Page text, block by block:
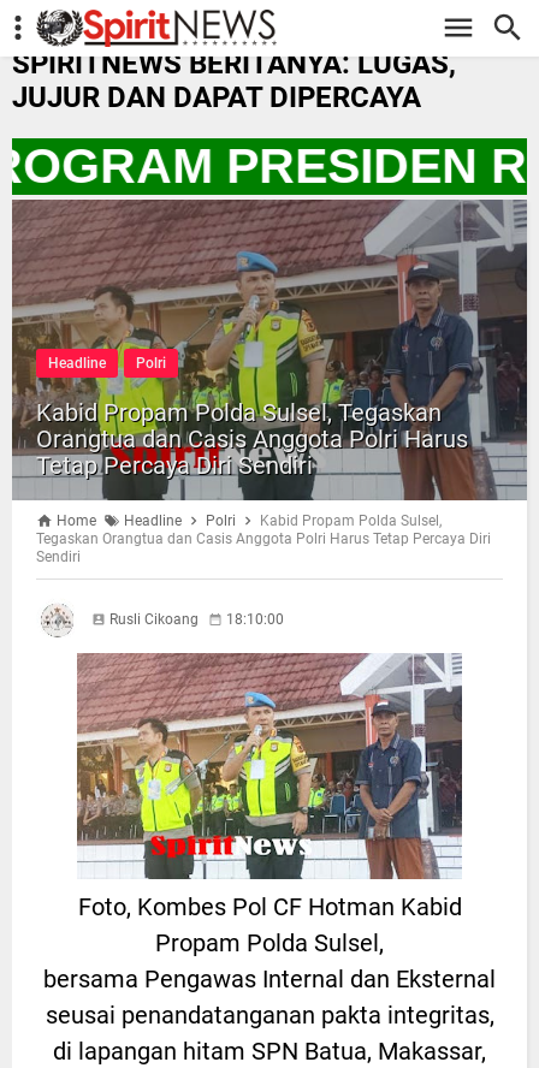
-->
SPIRITNEWS BERITANYA: LUGAS,
JUJUR DAN DAPAT DIPERCAYA
PRESIDEN
Headline Polri
Kabid Propam Polda Sulsel, Tegaskan
Orangtua dan Casis Anggota Polri Harus
Tetap Percaya Diri Sendiri
Home Headline Polri
Kabid Propam Polda Sulsel,
Tegaskan Orangtua dan Casis Anggota Polri Harus Tetap Percaya Diri
Sendiri
Rusli Cikoang 18:10:00
Foto, Kombes Pol CF Hotman Kabid
Propam Polda Sulsel,
bersama Pengawas Internal dan Eksternal
seusai penandatanganan pakta integritas,
di lapangan hitam SPN Batua, Makassar,